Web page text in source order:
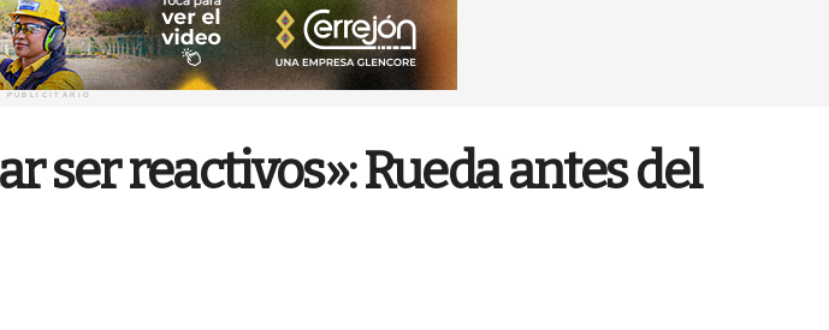
PUBLICITARIO
ser reactivos»: Rueda antes del